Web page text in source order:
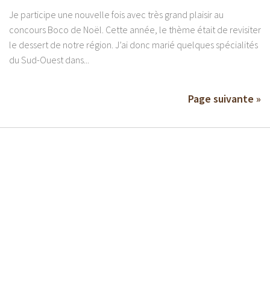
Je participe une nouvelle fois avec très grand plaisir au
concours Boco de Noël. Cette année, le thème était de revisiter
le dessert de notre région. J’ai donc marié quelques spécialités
du Sud-Ouest dans...
Page suivante »